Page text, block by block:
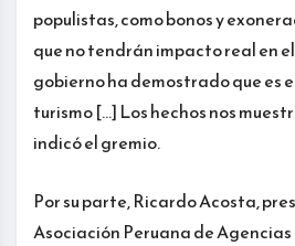
populistas, como bonos y
que no tendrán impacto real en
gobierno ha demostrado que es
turismo […] Los hechos nos
indicó el gremio.
Por su parte, Ricardo Acosta,
Asociación Peruana de Agencias